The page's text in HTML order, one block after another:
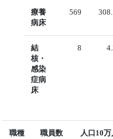
療養
病床
569
結
核・
感染
症病
床
8
職種
職員数
人口10万